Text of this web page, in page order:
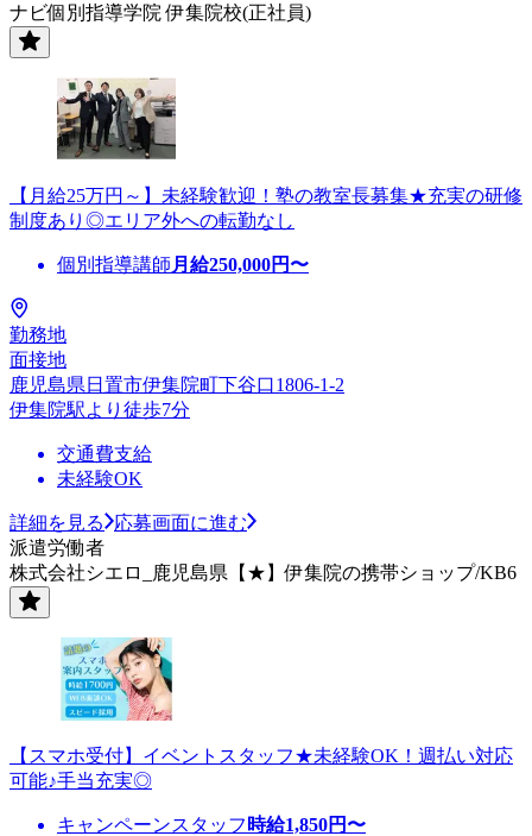
ナビ個別指導学院 伊集院校(正社員)
【月給25万円～】未経験歓迎！塾の教室長募集★充実の研修
制度あり◎エリア外への転勤なし
個別指導講師 月給250,000円〜
勤務地
面接地
鹿児島県日置市伊集院町下谷口1806-1-2
伊集院駅より徒歩7分
交通費支給
未経験OK
詳細を見る
応募画面に進む
派遣労働者
株式会社シエロ_鹿児島県【★】伊集院の携帯ショップ/KB6
【スマホ受付】イベントスタッフ★未経験OK！週払い対応
可能♪手当充実◎
キャンペーンスタッフ 時給1,850円〜